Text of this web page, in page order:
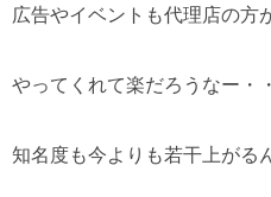
広告やイベントも代理店の方
やってくれて楽だろうなー・
知名度も今よりも若干上がる